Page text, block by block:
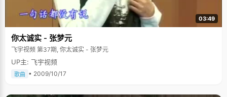
03:49
你太诚实 - 张梦元
飞宇视频 第37期, 你太诚实 - 张梦元
UP主: 飞宇视频
歌曲 • 2009/10/17